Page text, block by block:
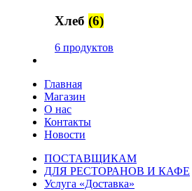
Хлеб (6)
6 продуктов
Главная
Магазин
О нас
Контакты
Новости
ПОСТАВЩИКАМ
ДЛЯ РЕСТОРАНОВ И КАФЕ
Услуга «Доставка»